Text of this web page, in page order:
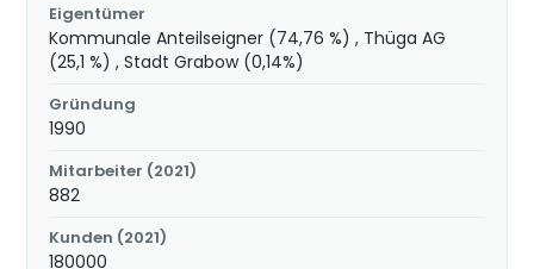
Eigentümer
Kommunale Anteilseigner (74,76 %) , Thüga AG
(25,1 %) , Stadt Grabow (0,14%)
Gründung
1990
Mitarbeiter (2021)
882
Kunden (2021)
180000